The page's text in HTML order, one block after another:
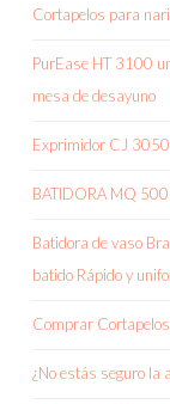
Cortapelos para
PurEase HT 3100
mesa de desayuno
Exprimidor CJ
BATIDORA MQ
Batidora de vaso
batido Rápido y
Comprar
¿No estás seguro la